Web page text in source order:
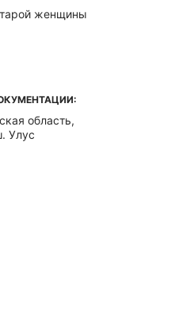
женщины
область,
Улус